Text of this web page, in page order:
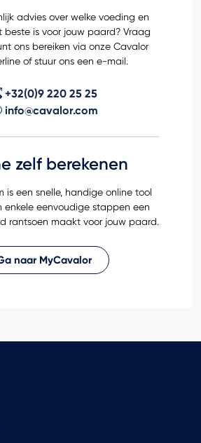
advies over welke voeding en
beste is voor jouw paard? Vraag
ons bereiken via onze Cavalor
of stuur ons een e-mail.
+32(0)9 220 25 25
info@cavalor.com
zelf berekenen
is een snelle, handige online tool
enkele eenvoudige stappen een
rantsoen maakt voor jouw paard.
naar MyCavalor